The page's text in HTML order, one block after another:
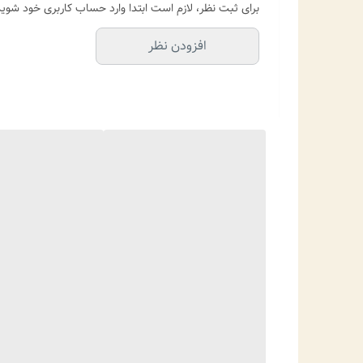
برای ثبت نظر، لازم است ابتدا وارد حساب کاربری خود
افزودن نظر